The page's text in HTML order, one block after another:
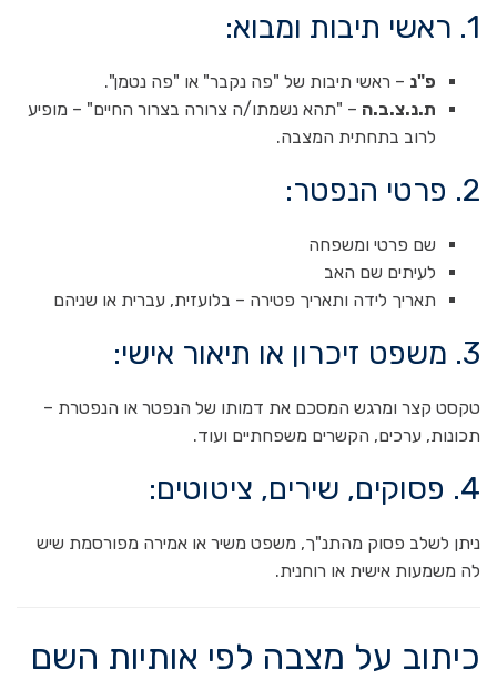
1. ראשי תיבות ומבוא:
פ"נ – ראשי תיבות של "פה נקבר" או "פה נטמן".
ת.נ.צ.ב.ה – "תהא נשמתו/ה צרורה בצרור החיים" – מופיע
לרוב בתחתית המצבה.
2. פרטי הנפטר:
שם פרטי ומשפחה
לעיתים שם האב
תאריך לידה ותאריך פטירה – בלועזית, עברית או שניהם
3. משפט זיכרון או תיאור אישי:
טקסט קצר ומרגש המסכם את דמותו של הנפטר או הנפטרת –
תכונות, ערכים, הקשרים משפחתיים ועוד.
4. פסוקים, שירים, ציטוטים:
ניתן לשלב פסוק מהתנ"ך, משפט משיר או אמירה מפורסמת שיש
לה משמעות אישית או רוחנית.
כיתוב על מצבה לפי אותיות השם